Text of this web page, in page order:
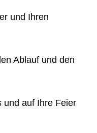
und Ihren
Ablauf und den
und auf Ihre Feier